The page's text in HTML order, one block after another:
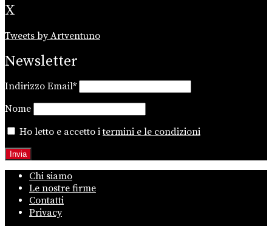
X
Tweets by Artventuno
Newsletter
Indirizzo Email*
Nome
Ho letto e accetto itermini e le condizioni
Chi siamo
Le nostre firme
Contatti
Privacy